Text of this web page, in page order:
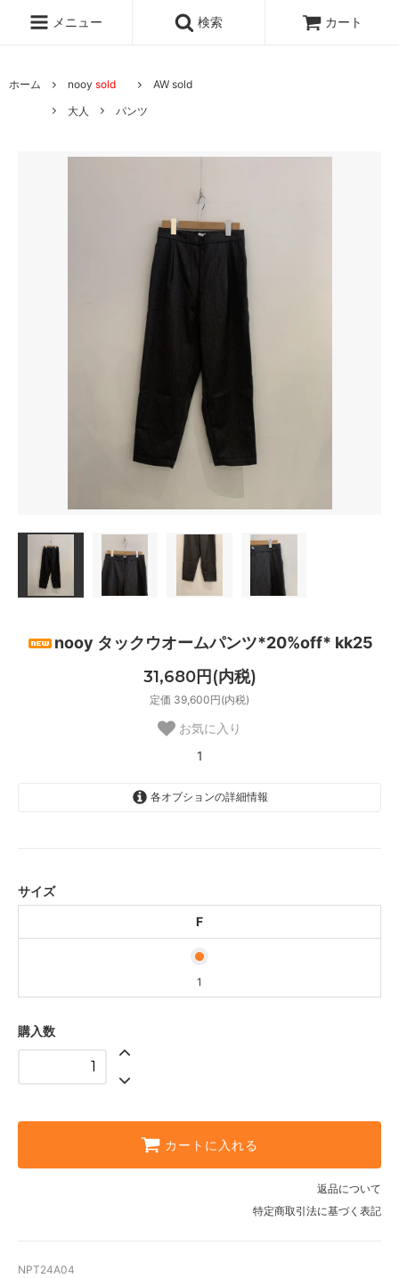
メニュー 検索 カート
ホーム nooy sold
AW sold
大人
パンツ
nooy タックウオームパンツ*20%off* kk25
31,680円(内税)
定価 39,600円(内税)
お気に入り
1
各オプションの詳細情報
サイズ
F
1
購入数
カートに入れる
返品について
特定商取引法に基づく表記
NPT24A04